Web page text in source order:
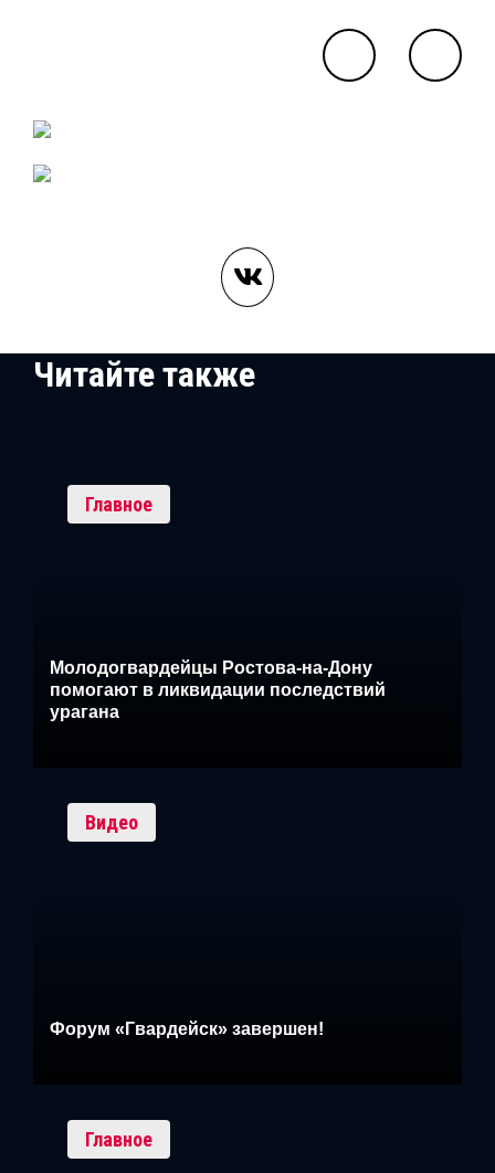
Читайте также
Главное
Молодогвардейцы Ростова-на-Дону
помогают в ликвидации последствий
урагана
Видео
Форум «Гвардейск» завершен!
Главное